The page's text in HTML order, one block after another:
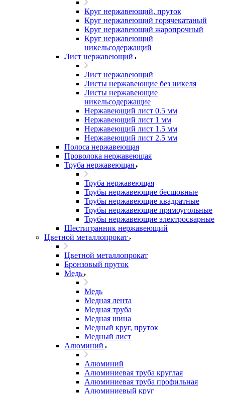
Круг нержавеющий, пруток
Круг нержавеющий горячекатаный
Круг нержавеющий жаропрочный
Круг нержавеющий
никельсодержащий
Лист нержавеющий
Лист нержавеющий
Листы нержавеющие без никеля
Листы нержавеющие
никельсодержащие
Нержавеющий лист 0.5 мм
Нержавеющий лист 1 мм
Нержавеющий лист 1.5 мм
Нержавеющий лист 2.5 мм
Полоса нержавеющая
Проволока нержавеющая
Труба нержавеющая
Труба нержавеющая
Трубы нержавеющие бесшовные
Трубы нержавеющие квадратные
Трубы нержавеющие прямоугольные
Трубы нержавеющие электросварные
Шестигранник нержавеющий
Цветной металлопрокат
Цветной металлопрокат
Бронзовый пруток
Медь
Медь
Медная лента
Медная труба
Медная шина
Медный круг, пруток
Медный лист
Алюминий
Алюминий
Алюминиевая труба круглая
Алюминиевая труба профильная
Алюминиевый круг